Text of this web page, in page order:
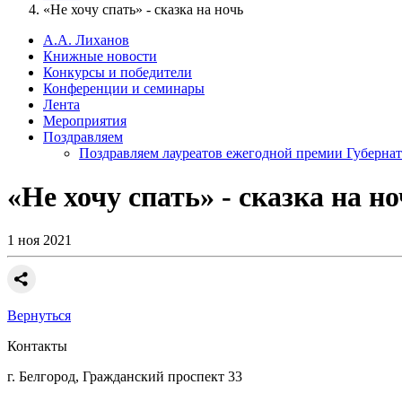
«Не хочу спать» - сказка на ночь
А.А. Лиханов
Книжные новости
Конкурсы и победители
Конференции и семинары
Лента
Мероприятия
Поздравляем
Поздравляем лауреатов ежегодной премии
«Не хочу спать» - сказка на
1 ноя 2021
Вернуться
Контакты
г. Белгород, Гражданский проспект 33